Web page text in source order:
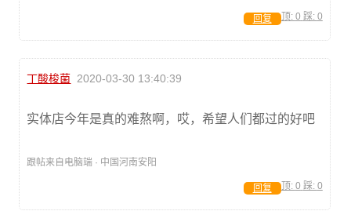
顶: 0 踩: 0
回复
丁酸梭菌 2020-03-30 13:40:39
实体店今年是真的难熬啊，哎，希望人们都过的好吧
跟帖来自电脑端 · 中国河南安阳
顶: 0 踩: 0
回复